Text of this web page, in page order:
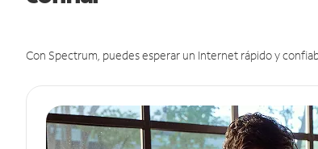
Con Spectrum, puedes esperar un Internet rápido y